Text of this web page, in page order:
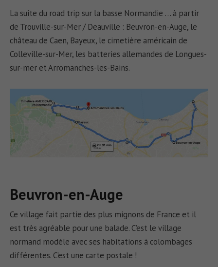
La suite du road trip sur la basse Normandie … à partir
de Trouville-sur-Mer / Deauville : Beuvron-en-Auge, le
château de Caen, Bayeux, le cimetière américain de
Colleville-sur-Mer, les batteries allemandes de Longues-
sur-mer et Arromanches-les-Bains.
Beuvron-en-Auge
Ce village fait partie des plus mignons de France et il
est très agréable pour une balade. C’est le village
normand modèle avec ses habitations à colombages
différentes. C’est une carte postale !